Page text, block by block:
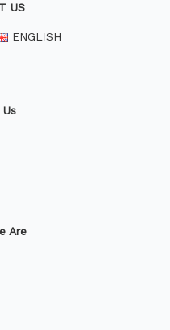
US
ENGLISH
Are